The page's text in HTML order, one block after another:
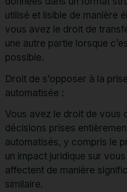
utilisé et lisible de manière
vous avez le droit de
une autre partie lorsque
possible.
Droit de s’opposer à la
automatisée :
Vous avez le droit de vous
décisions prises
automatisés, y compris le
un impact juridique sur
affectent de manière
similaire.